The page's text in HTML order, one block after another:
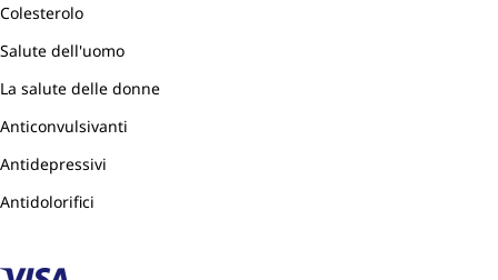
Colesterolo
Salute dell'uomo
La salute delle donne
Anticonvulsivanti
Antidepressivi
Antidolorifici